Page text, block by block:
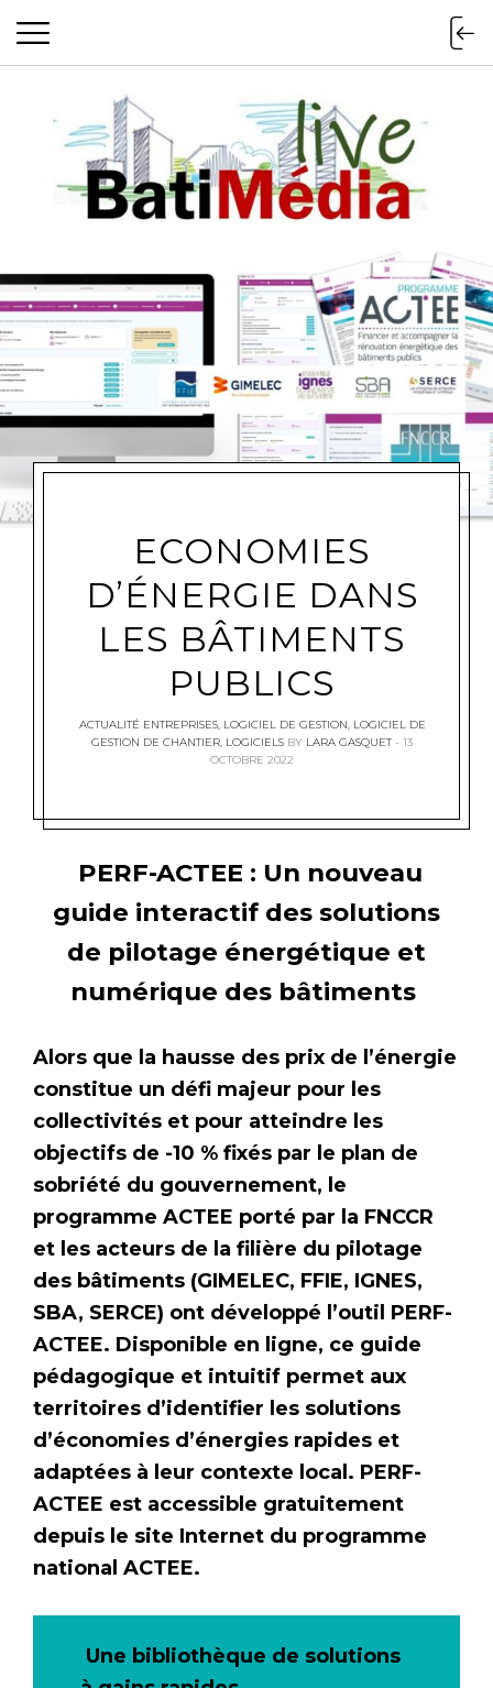
Batimedialive
ECONOMIES
D’ÉNERGIE DANS
LES BÂTIMENTS
PUBLICS
ACTUALITÉ ENTREPRISES, LOGICIEL DE GESTION, LOGICIEL DE
GESTION DE CHANTIER, LOGICIELS BY LARA GASQUET
13
OCTOBRE 2022
PERF-ACTEE : Un nouveau
guide interactif des solutions
de pilotage énergétique et
numérique des bâtiments
Alors que la hausse des prix de l’énergie
constitue un défi majeur pour les
collectivités et pour atteindre les
objectifs de -10 % fixés par le plan de
sobriété du gouvernement, le
programme ACTEE porté par la FNCCR
et les acteurs de la filière du pilotage
des bâtiments (GIMELEC, FFIE, IGNES,
SBA, SERCE) ont développé l’outil PERF-
ACTEE. Disponible en ligne, ce guide
pédagogique et intuitif permet aux
territoires d’identifier les solutions
d’économies d’énergies rapides et
adaptées à leur contexte local. PERF-
ACTEE est accessible gratuitement
depuis le site Internet du programme
national ACTEE.
Une bibliothèque de solutions